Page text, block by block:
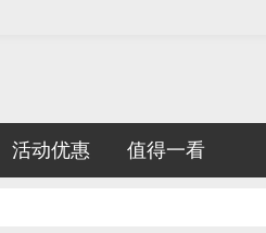
活动优惠 值得一看